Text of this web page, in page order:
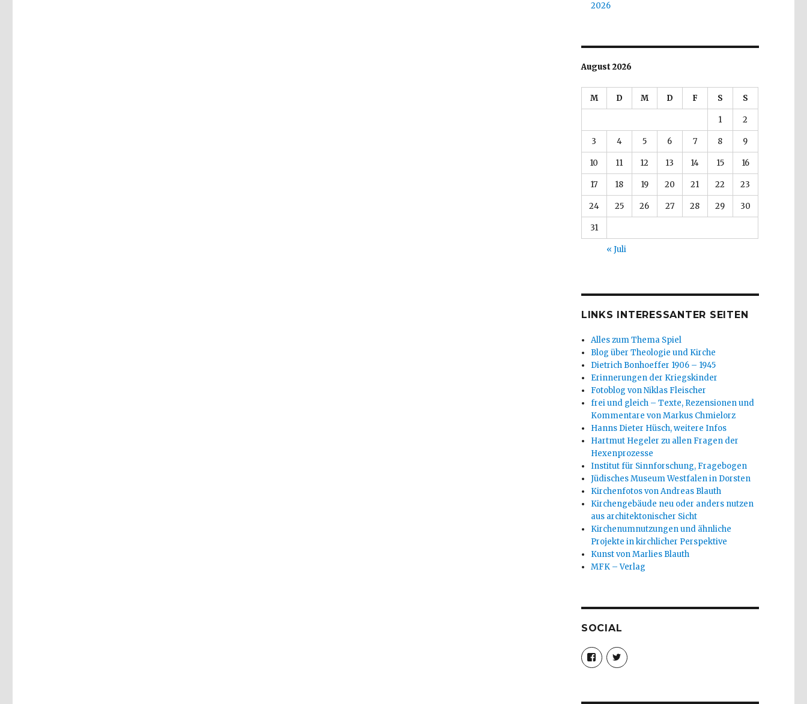
2026
August 2026
M D M D F S S
1 2
3 4 5 6 7 8 9
10 11 12 13 14 15 16
17 18 19 20 21 22 23
24 25 26 27 28 29 30
31
« Juli
LINKS INTERESSANTER SEITEN
Alles zum Thema Spiel
Blog über Theologie und Kirche
Dietrich Bonhoeffer 1906 – 1945
Erinnerungen der Kriegskinder
Fotoblog von Niklas Fleischer
frei und gleich – Texte, Rezensionen und
Kommentare von Markus Chmielorz
Hanns Dieter Hüsch, weitere Infos
Hartmut Hegeler zu allen Fragen der
Hexenprozesse
Institut für Sinnforschung, Fragebogen
Jüdisches Museum Westfalen in Dorsten
Kirchenfotos von Andreas Blauth
Kirchengebäude neu oder anders nutzen
aus architektonischer Sicht
Kirchenumnutzungen und ähnliche
Projekte in kirchlicher Perspektive
Kunst von Marlies Blauth
MFK – Verlag
SOCIAL
Profil
von
christoph.fleischer1
anzeigen
Profil
von
anzeigen